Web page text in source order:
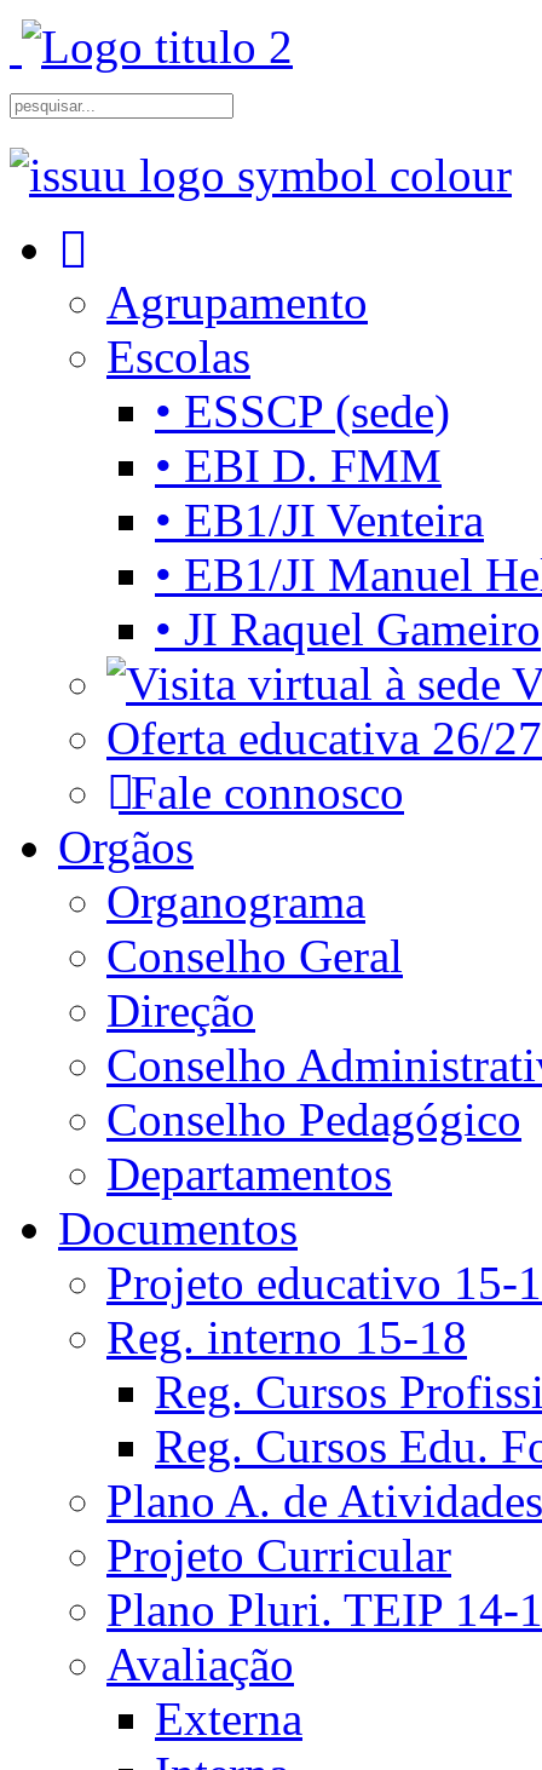
Agrupamento
Escolas
• ESSCP (sede)
• EBI D. FMM
• EB1/JI Venteira
• EB1/JI Manuel
• JI Raquel Gameiro
Oferta educativa 26/27
Fale connosco
Orgãos
Organograma
Conselho Geral
Direção
Conselho
Conselho Pedagógico
Departamentos
Documentos
Projeto educativo 15-
Reg. interno 15-18
Reg. Cursos
Reg. Cursos Edu.
Plano A. de Atividades
Projeto Curricular
Plano Pluri. TEIP 14-
Avaliação
Externa